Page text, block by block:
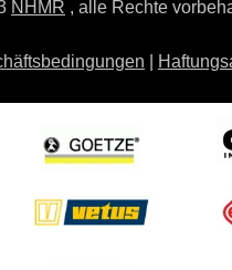
NHMR , alle Rechte